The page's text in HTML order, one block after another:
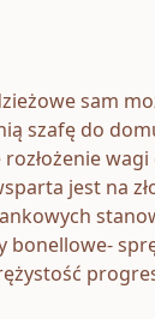
sam
szafę do
wagi
jest na
bonellowe-